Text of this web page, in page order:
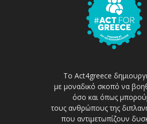
Το Act4greece
με μοναδικό σκοπό να
όσο και όπως
τους ανθρώπους της
που αντιμετωπίζουν